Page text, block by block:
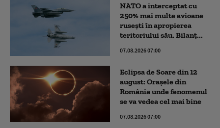
NATO a interceptat cu
250% mai multe avioane
rusești în apropierea
teritoriului său. Bilanț...
07.08.2026 07:00
Eclipsa de Soare din 12
august: Orașele din
România unde fenomenul
se va vedea cel mai bine
07.08.2026 07:00